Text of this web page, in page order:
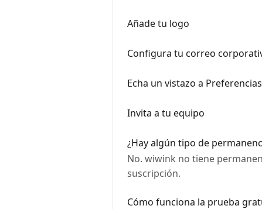
Añade tu logo
Configura tu correo
Echa un vistazo a Preferencias
Invita a tu equipo
¿Hay algún tipo de
No. wiwink no tiene
suscripción.
Cómo funciona la prueba